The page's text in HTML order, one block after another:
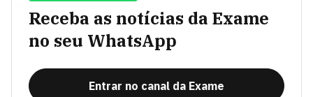
Receba as notícias da Exame
no seu WhatsApp
Entrar no canal da Exame